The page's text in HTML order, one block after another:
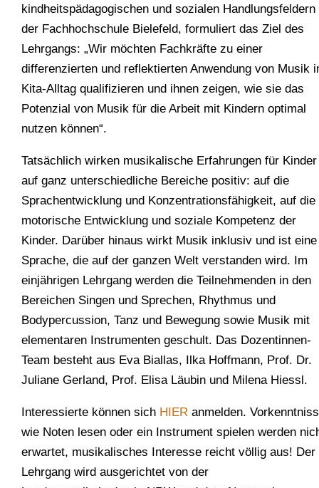
kindheitspädagogischen und sozialen Handlungsfeldern
der Fachhochschule Bielefeld, formuliert das Ziel des
Lehrgangs: „Wir möchten Fachkräfte zu einer
differenzierten und reflektierten Anwendung von Musik
Kita-Alltag qualifizieren und ihnen zeigen, wie sie das
Potenzial von Musik für die Arbeit mit Kindern optimal
nutzen können“.
Tatsächlich wirken musikalische Erfahrungen für Kinder
auf ganz unterschiedliche Bereiche positiv: auf die
Sprachentwicklung und Konzentrationsfähigkeit, auf die
motorische Entwicklung und soziale Kompetenz der
Kinder. Darüber hinaus wirkt Musik inklusiv und ist eine
Sprache, die auf der ganzen Welt verstanden wird. Im
einjährigen Lehrgang werden die Teilnehmenden in den
Bereichen Singen und Sprechen, Rhythmus und
Bodypercussion, Tanz und Bewegung sowie Musik mit
elementaren Instrumenten geschult. Das Dozentinnen-
Team besteht aus Eva Biallas, Ilka Hoffmann, Prof. Dr.
Juliane Gerland, Prof. Elisa Läubin und Milena Hiessl.
Interessierte können sich HIER anmelden.
wie Noten lesen oder ein Instrument spielen werden
erwartet, musikalisches Interesse reicht völlig aus! Der
Lehrgang wird ausgerichtet von der